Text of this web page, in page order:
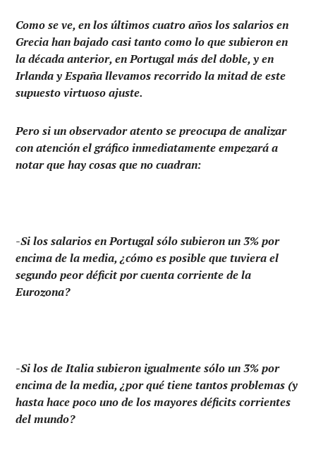
Como se ve, en los últimos cuatro años los salarios en
Grecia han bajado casi tanto como lo que subieron en
la década anterior, en Portugal más del doble, y en
Irlanda y España llevamos recorrido la mitad de este
supuesto virtuoso ajuste.
Pero si un observador atento se preocupa de analizar
con atención el gráfico inmediatamente empezará a
notar que hay cosas que no cuadran:
-Si los salarios en Portugal sólo subieron un 3% por
encima de la media, ¿cómo es posible que tuviera el
segundo peor déficit por cuenta corriente de la
Eurozona?
-Si los de Italia subieron igualmente sólo un 3% por
encima de la media, ¿por qué tiene tantos problemas (y
hasta hace poco uno de los mayores déficits corrientes
del mundo?